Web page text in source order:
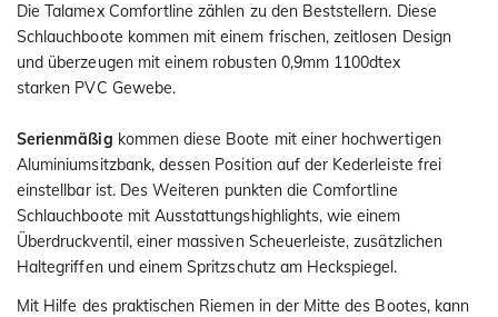
Die Talamex Comfortline zählen zu den Beststellern. Diese
Schlauchboote kommen mit einem frischen, zeitlosen Design
und überzeugen mit einem robusten 0,9mm 1100dtex
starken PVC Gewebe.
Serienmäßig kommen diese Boote mit einer hochwertigen
Aluminiumsitzbank, dessen Position auf der Kederleiste frei
einstellbar ist. Des Weiteren punkten die Comfortline
Schlauchboote mit Ausstattungshighlights, wie einem
Überdruckventil, einer massiven Scheuerleiste, zusätzlichen
Haltegriffen und einem Spritzschutz am Heckspiegel.
Mit Hilfe des praktischen Riemen in der Mitte des Bootes, kann